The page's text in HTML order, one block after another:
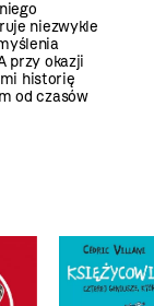
niezwykle
przy okazji
historię
od czasów